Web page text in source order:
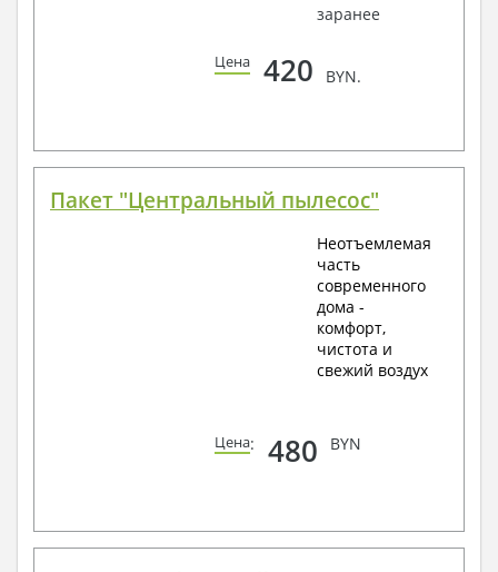
заранее
Цена 420 BYN.
Пакет "Центральный пылесос"
Неотъемлемая
часть
современного
дома -
комфорт,
чистота и
свежий воздух
Цена: 480 BYN